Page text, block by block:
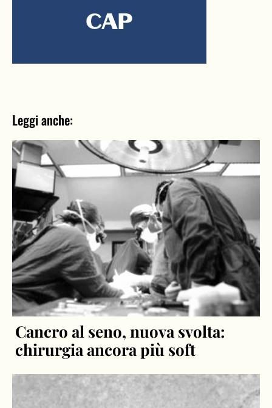
Leggi anche:
Cancro al seno, nuova svolta:
chirurgia ancora più soft